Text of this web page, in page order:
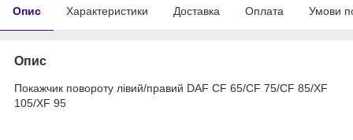
Опис Характеристики Доставка Оплата Умови
Опис
Покажчик повороту лівий/правий DAF CF 65/CF 75/CF 85/XF
105/XF 95